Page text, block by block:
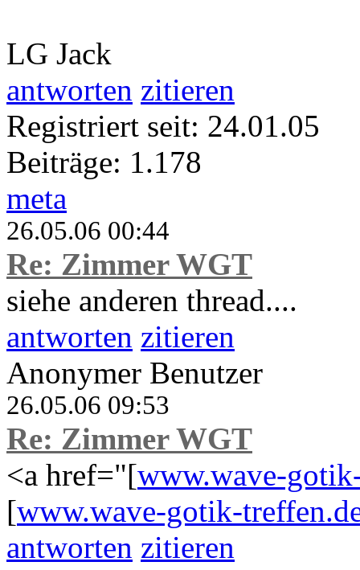
LG Jack
antworten zitieren
Registriert seit: 24.01.05
Beiträge: 1.178
meta
26.05.06 00:44
Re: Zimmer WGT
siehe anderen thread....
antworten zitieren
Anonymer Benutzer
26.05.06 09:53
Re: Zimmer WGT
<a href="[www.wave-
[www.wave-gotik-
antworten zitieren